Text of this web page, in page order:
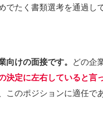
でたく書類選考を通過し
向けの面接です。
どの企
決定に左右していると言
のポジションに適任で